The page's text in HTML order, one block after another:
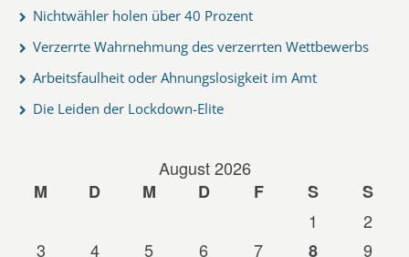
Nichtwähler holen über 40 Prozent
Verzerrte Wahrnehmung des verzerrten Wettbewerbs
Arbeitsfaulheit oder Ahnungslosigkeit im Amt
Die Leiden der Lockdown-Elite
August 2026
M
D M D F S
S
1
2
3
4 5 6 7 8 9